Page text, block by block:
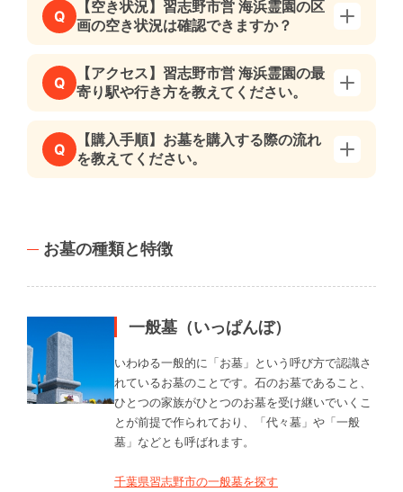
Q
【空き状況】習志野市営 海浜霊園の区
画の空き状況は確認できますか？
Q
【アクセス】習志野市営 海浜霊園の最
寄り駅や行き方を教えてください。
Q
【購入手順】お墓を購入する際の流れ
を教えてください。
お墓の種類と特徴
一般墓（いっぱんぼ）
いわゆる一般的に「お墓」という呼び方で認識さ
れているお墓のことです。石のお墓であること、
ひとつの家族がひとつのお墓を受け継いでいくこ
とが前提で作られており、「代々墓」や「一般
墓」などとも呼ばれます。
千葉県習志野市の一般墓を探す